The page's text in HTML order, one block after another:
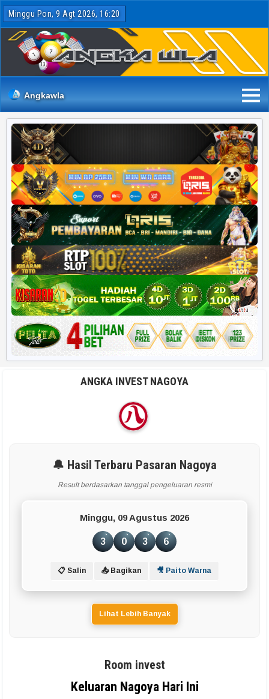
Minggu Pon, 9 Agt 2026, 16:20
Angkawla
ANGKA INVEST NAGOYA
🔔 Hasil Terbaru Pasaran Nagoya
Result berdasarkan tanggal pengeluaran resmi
Minggu, 09 Agustus 2026
3 0 3 6
📋 Salin 📤 Bagikan 🎥 Paito Warna
Lihat Lebih Banyak
Room invest
Keluaran Nagoya Hari Ini